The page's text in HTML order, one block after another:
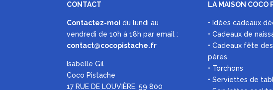
CONTACT
Contactez-moi du lundi au
vendredi de 10h à 18h par email :
contact@cocopistache.fr
Isabelle Gil
Coco Pistache
17 RUE DE LOUVIÈRE, 59 800
LA MAISON COCO
• Idées cadeaux
• Cadeaux de
• Cadeaux fête
pères
• Torchons
• Serviettes de